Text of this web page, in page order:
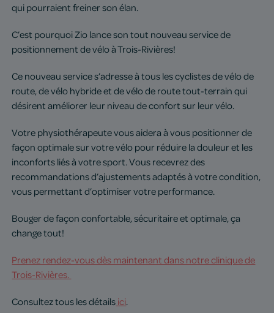
qui pourraient freiner son élan.
C’est pourquoi Zio lance son tout nouveau service de
positionnement de vélo à Trois-Rivières!
Ce nouveau service s’adresse à tous les cyclistes de vélo de
route, de vélo hybride et de vélo de route tout-terrain qui
désirent améliorer leur niveau de confort sur leur vélo.
Votre physiothérapeute vous aidera à vous positionner de
façon optimale sur votre vélo pour réduire la douleur et les
inconforts liés à votre sport. Vous recevrez des
recommandations d’ajustements adaptés à votre condition,
vous permettant d’optimiser votre performance.
Bouger de façon confortable, sécuritaire et optimale, ça
change tout!
Prenez rendez-vous dès maintenant dans notre clinique de
Trois-Rivières.
Consultez tous les détails ici.